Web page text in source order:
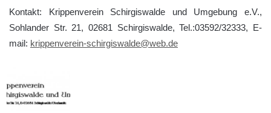
Kontakt: Krippenverein Schirgiswalde und Umgebung e.V.,
Sohlander Str. 21, 02681 Schirgiswalde, Tel.:03592/32333, E-
mail: krippenverein-schirgiswalde@web.de